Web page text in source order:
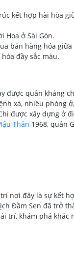
kết hợp hài hòa
Hoa ở Sài Gòn.
bán hàng hóa
đầy sắc màu.
được quân kháng
xá, nhiều phòng
được xây dựng ở
Thân 1968, quân
nơi đây là sự kết
Đầm Sen đã trở
trí, khám phá khác